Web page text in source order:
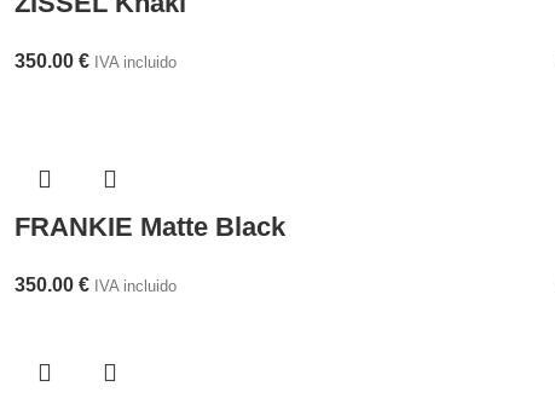
350.00€ IVA incluido
FRANKIE Matte Black
350.00€ IVA incluido